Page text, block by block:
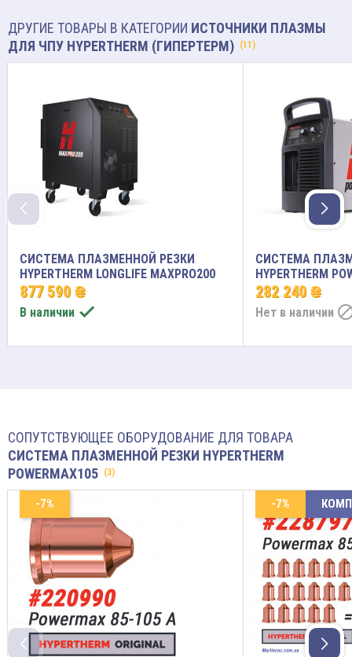
ДРУГИЕ ТОВАРЫ В КАТЕГОРИИ ИСТОЧНИКИ ПЛАЗМЫ
ДЛЯ ЧПУ HYPERTHERM (ГИПЕРТЕРМ) (11)
СИСТЕМА ПЛАЗМЕННОЙ РЕЗКИ
HYPERTHERM LONGLIFE MAXPRO200
877 590 ₴
В наличии 
СИСТЕМА
HYPERTHERM
282 240 ₴
Нет в наличии
СОПУТСТВУЮЩЕЕ ОБОРУДОВАНИЕ ДЛЯ ТОВАРА
СИСТЕМА ПЛАЗМЕННОЙ РЕЗКИ HYPERTHERM
POWERMAX105 (3)
-7% -7%